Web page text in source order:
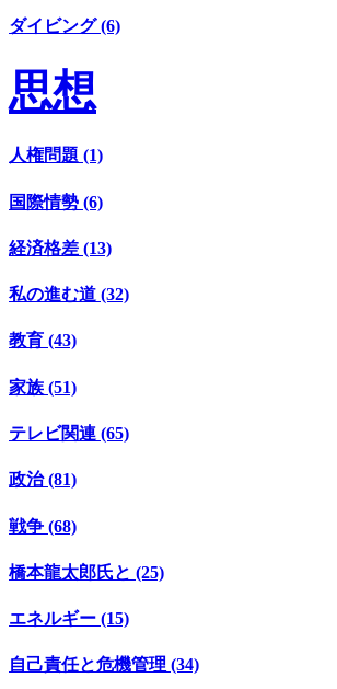
ダイビング (6)
思想
人権問題 (1)
国際情勢 (6)
経済格差 (13)
私の進む道 (32)
教育 (43)
家族 (51)
テレビ関連 (65)
政治 (81)
戦争 (68)
橋本龍太郎氏と (25)
エネルギー (15)
自己責任と危機管理 (34)